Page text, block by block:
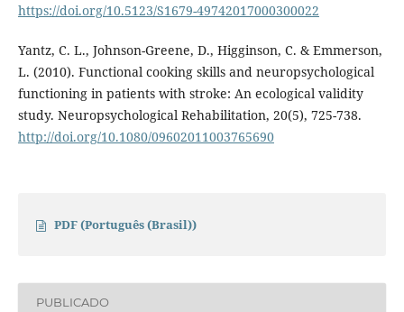
https://doi.org/10.5123/S1679-49742017000300022
Yantz, C. L., Johnson-Greene, D., Higginson, C. & Emmerson,
L. (2010). Functional cooking skills and neuropsychological
functioning in patients with stroke: An ecological validity
study. Neuropsychological Rehabilitation, 20(5), 725-738.
http://doi.org/10.1080/09602011003765690
PDF (Português (Brasil))
PUBLICADO